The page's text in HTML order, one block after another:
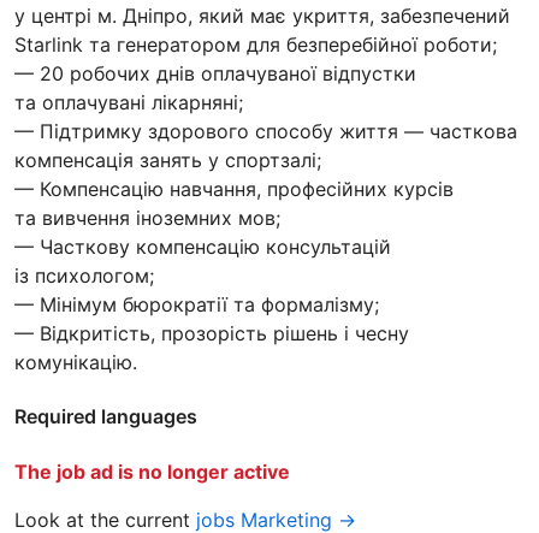
у центрі м. Дніпро, який має укриття, забезпечений
Starlink та генератором для безперебійної роботи;
— 20 робочих днів оплачуваної відпустки
та оплачувані лікарняні;
— Підтримку здорового способу життя — часткова
компенсація занять у спортзалі;
— Компенсацію навчання, професійних курсів
та вивчення іноземних мов;
— Часткову компенсацію консультацій
із психологом;
— Мінімум бюрократії та формалізму;
— Відкритість, прозорість рішень і чесну
комунікацію.
Required languages
The job ad is no longer active
Look at the current jobs Marketing →